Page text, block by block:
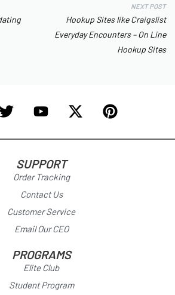
NEXT POST
Hookup Sites like Craigslist
Everyday Encounters – On Line
Hookup Sites
SUPPORT
Order Tracking
Contact Us
Customer Service
Email Our CEO
PROGRAMS
Elite Club
Student Program